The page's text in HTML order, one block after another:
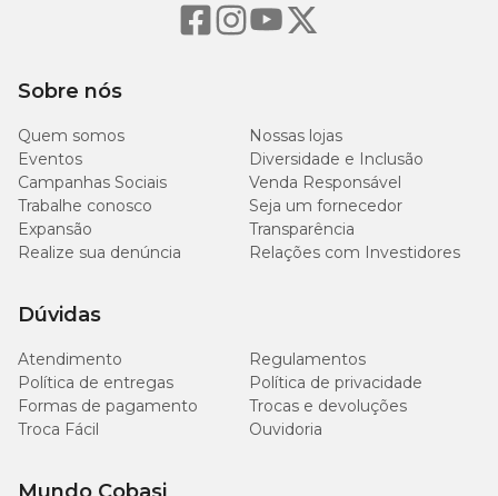
Sobre nós
Quem somos
Nossas lojas
Eventos
Diversidade e Inclusão
Campanhas Sociais
Venda Responsável
Trabalhe conosco
Seja um fornecedor
Expansão
Transparência
Realize sua denúncia
Relações com Investidores
Dúvidas
Atendimento
Regulamentos
Política de entregas
Política de privacidade
Formas de pagamento
Trocas e devoluções
Troca Fácil
Ouvidoria